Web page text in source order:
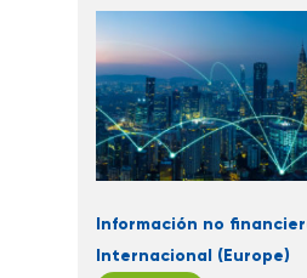
Información no
Internacional (Europe)